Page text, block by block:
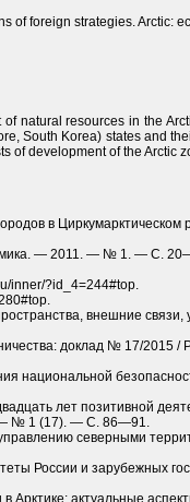
of foreign strategies. Arctic:
natural resources in the
South Korea) states and
development of the Arctic
в Циркумарктическом
— 2011. — № 1. — С.
inner/?id_4=244#top.
внешние связи,
доклад № 17/
национальной
лет позитивной
— № 1 (17). — С. 86—91.
северными
России и зарубежных
актуальные